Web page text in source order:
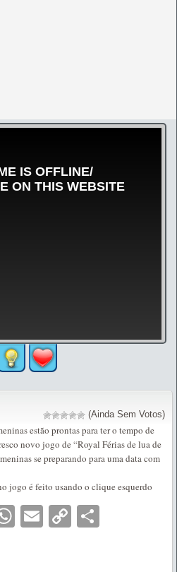
(Ainda Sem Votos)
estão prontas para ter o tempo de
novo jogo de “Royal Férias de lua de
se preparando para uma data com
jogo é feito usando o clique esquerdo
WhatsApp
EmailCopy